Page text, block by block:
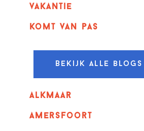
vakantie
komt van pas
Bekijk alle blogs
alkmaar
amersfoort